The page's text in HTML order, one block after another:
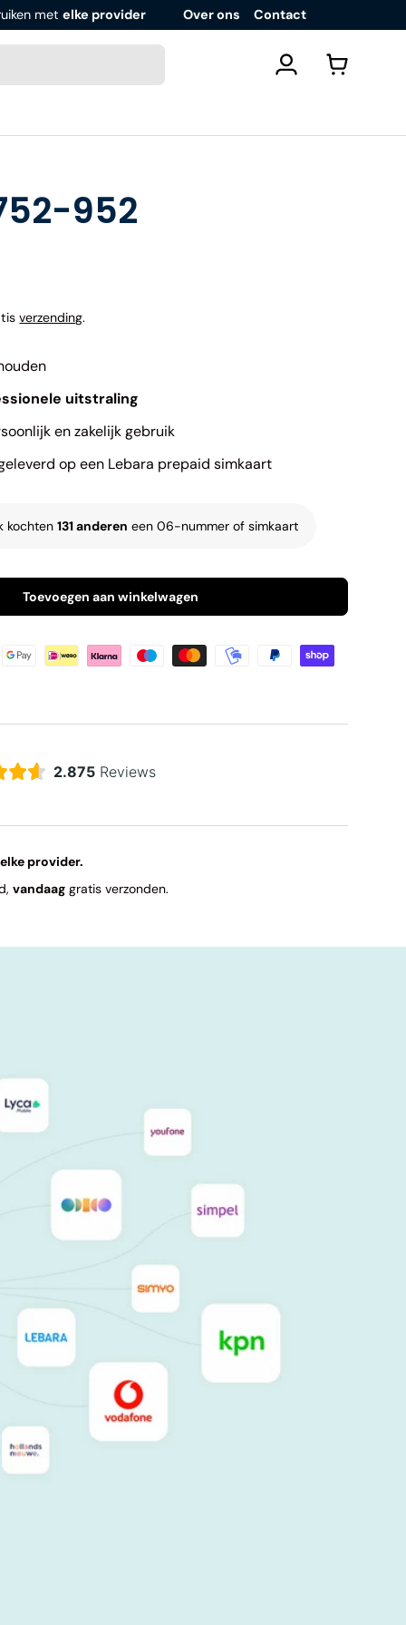
metelke provider Over ons Contact
Inloggen
952
verzending.
uitstraling
en zakelijk gebruik
op een Lebara prepaid simkaart
kochten131 anderen een 06-nummer of simkaart
Toevoegen aan winkelwagen
elke provider.
vandaag gratis verzonden.